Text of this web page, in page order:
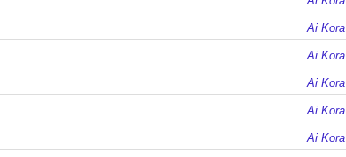
Ai Kora
Ai Kora
Ai Kora
Ai Kora
Ai Kora